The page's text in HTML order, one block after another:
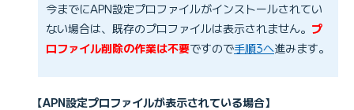
今までにAPN設定プロファイルがインストールされてい
ない場合は、既存のプロファイルは表示されません。 プ
ロファイル削除の作業は不要ですので手順3へ進みます。
【APN設定プロファイルが表示されている場合】